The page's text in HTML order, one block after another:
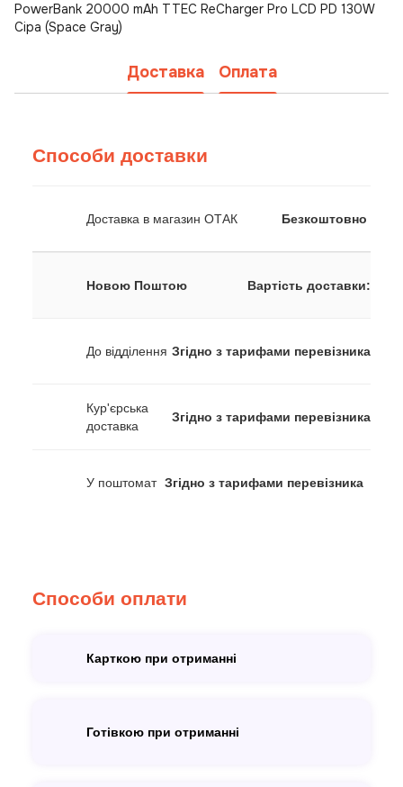
PowerBank 20000 mAh TTEC ReCharger Pro LCD PD 130W
Сіра (Space Gray)
Доставка Оплата
Способи доставки
Доставка в магазин ОТАК Безкоштовно
Новою Поштою Вартість доставки:
До відділення Згідно з тарифами перевізника
Кур'єрська
доставка
Згідно з тарифами перевізника
У поштомат Згідно з тарифами перевізника
Способи оплати
Карткою при отриманні
Готівкою при отриманні